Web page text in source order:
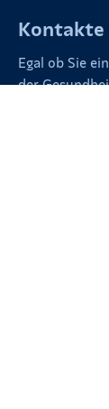
Kontakte
Egal ob Sie
der